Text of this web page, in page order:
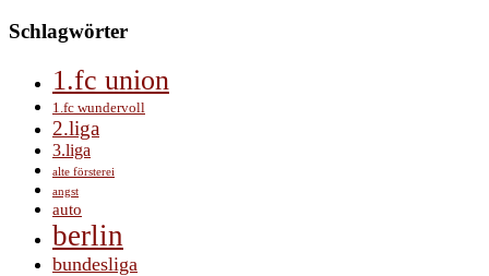
Schlagwörter
1.fc union
1.fc wundervoll
2.liga
3.liga
alte försterei
angst
auto
berlin
bundesliga